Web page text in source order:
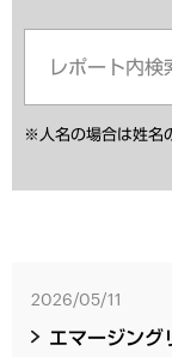
※人名の場合は姓名
2026/05/11
エマージング